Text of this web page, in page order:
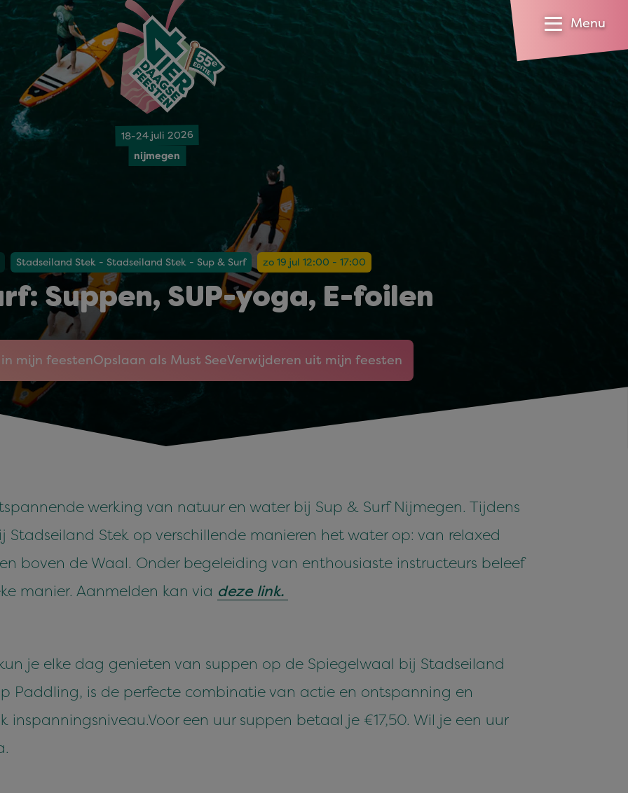
18-24 juli 2026
nijmegen
Menu
Stadseiland Stek - Stadseiland Stek - Sup & Surf zo 19 jul 12:00 - 17:00
Suppen, SUP-yoga, E-foilen
mijn feestenOpslaan als Must SeeVerwijderen uit mijn feesten
werking van natuur en water bij Sup & Surf Nijmegen. Tijdens
Stadseiland Stek op verschillende manieren het water op: van relaxed
boven de Waal. Onder begeleiding van enthousiaste instructeurs beleef
manier. Aanmelden kan via deze link.
je elke dag genieten van suppen op de Spiegelwaal bij Stadseiland
Paddling, is de perfecte combinatie van actie en ontspanning en
inspanningsniveau.Voor een uur suppen betaal je €17,50. Wil je een uur